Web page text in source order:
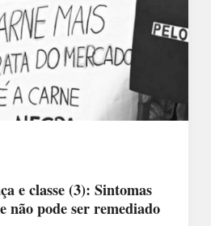
e classe (3): Sintomas
não pode ser remediado